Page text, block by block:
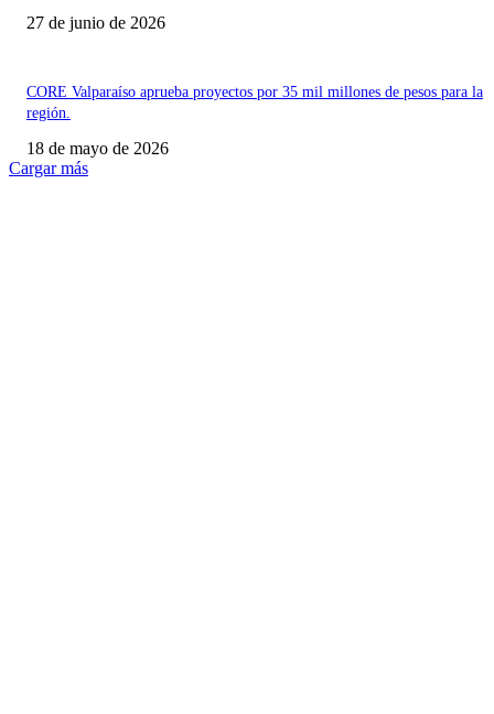
27 de junio de 2026
CORE Valparaíso aprueba proyectos por 35 mil millones de pesos para la
región.
18 de mayo de 2026
Cargar más